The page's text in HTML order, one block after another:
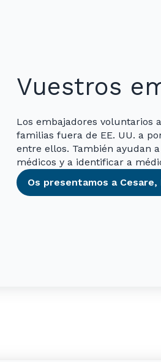
Vuestros
Los embajadores voluntarios
familias fuera de EE. UU. a
entre ellos. También ayudan
médicos y a identificar a
Os presentamos a